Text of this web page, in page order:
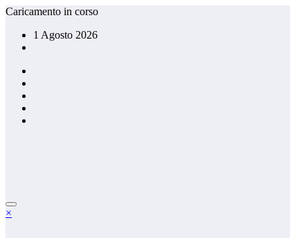
Vai
contenuto
Caricamento in corso
1 Agosto 2026
×